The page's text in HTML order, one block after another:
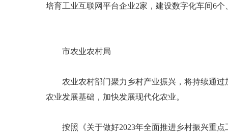
培育工业互联网平台企业2家，建设数字化车间6个
市农业农村局
农业农村部门聚力乡村产业振兴，将持续通过
农业发展基础，加快发展现代化农业。
按照《关于做好2023年全面推进乡村振兴重点